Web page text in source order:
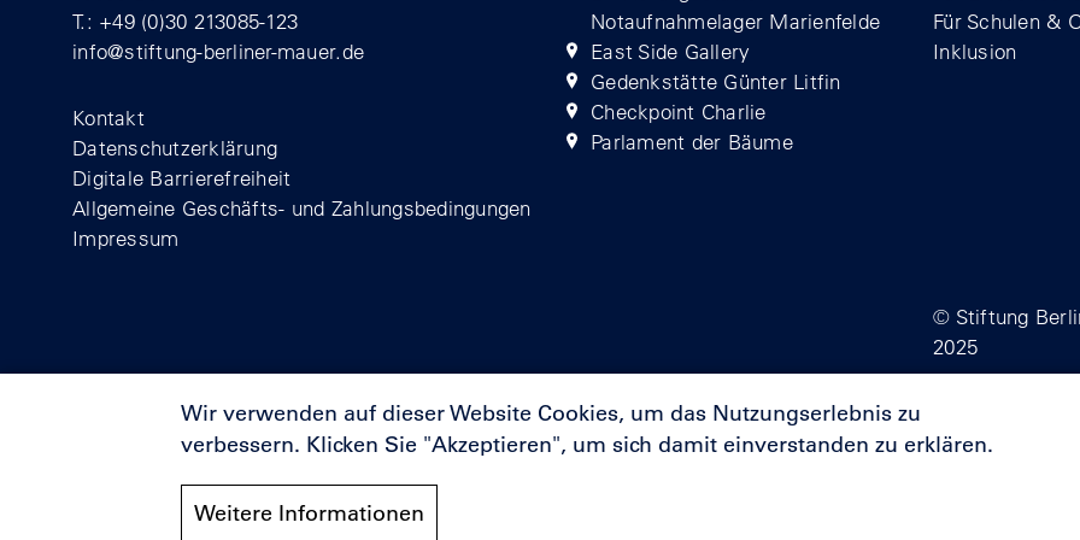
T.: +49 (0)30 213085-123
info@stiftung-berliner-mauer.de
Kontakt
Datenschutzerklärung
Digitale Barrierefreiheit
Allgemeine Geschäfts- und Zahlungsbedingungen
Impressum
Notaufnahmelager Marienfelde
East Side Gallery
Gedenkstätte Günter Litfin
Checkpoint Charlie
Parlament der Bäume
Für Schulen &
Inklusion
© Stiftung
2025
Wir verwenden auf dieser Website Cookies, um das Nutzungserlebnis zu
verbessern. Klicken Sie "Akzeptieren", um sich damit einverstanden zu erklären.
Weitere Informationen